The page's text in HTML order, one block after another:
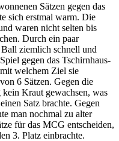
Sätzen gegen das
sich erstmal warm. Die
waren nicht selten bis
Durch ein paar
ziemlich schnell und
gegen das Tschirnhaus-
welchem Ziel sie
6 Sätzen. Gegen die
Kraut gewachsen, was
Satz brachte. Gegen
man nochmal zu alter
für das MCG entscheiden,
3. Platz einbrachte.